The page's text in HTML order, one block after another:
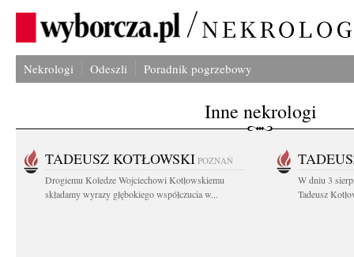
Nekrologi Odeszli Poradnik pogrzebowy
Inne nekrologi
TADEUSZ KOTŁOWSKI POZNAŃ
Drogiemu Koledze Wojciechowi Kotłowskiemu
składamy wyrazy głębokiego współczucia w...
W dniu 3
Tadeusz